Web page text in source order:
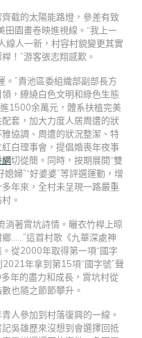
截的太陽能路燈，參差有致
園畫卷映進視線。“我上一
線人一新，村容村貌變更其實
！”游客張志翔感歎。
。”貴池區委組織部副部長方
，繚繞白色文明和綠色生態
1500余萬元，體系扶植完美
套，加大力度人居周遭的狀
協調、周遭的狀況整潔、特
白理事會，提倡婚喪年夜事
網切從簡。同時，按期展開“雙
媳婦”“好婆婆”等評選運動，增
年來，全村未呈現一路嚴重
。
淌著霄坑詩情。曬衣竹桿上晾
……”這首村歌《九華深處神
從2000年取得第一項“國字
年拿到第15項“國字號”聲
年的盡力和成長，霄坑村從
也隨之節節攀升。
人參加到村落復興的一線。
吳雄歷來沒想到會選擇回抵